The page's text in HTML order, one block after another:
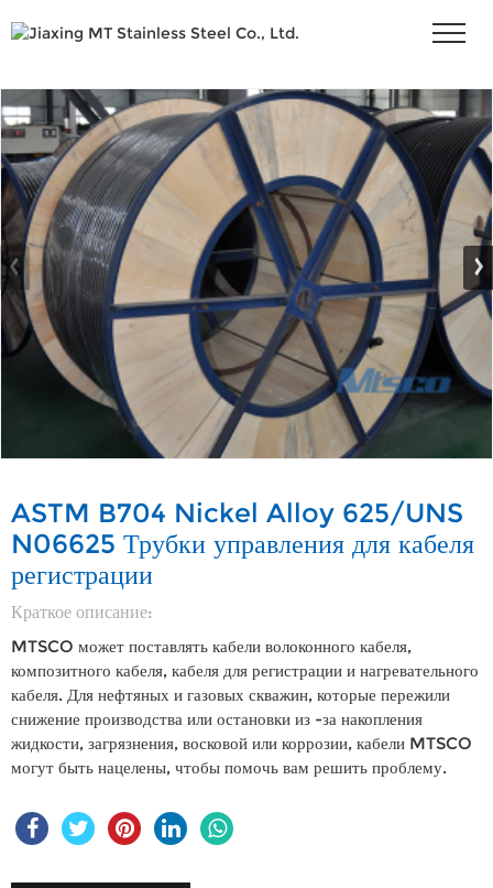
ASTM B704 Nickel Alloy 625/UNS
N06625 Трубки управления для кабеля
регистрации
Краткое описание:
MTSCO может поставлять кабели волоконного кабеля,
композитного кабеля, кабеля для регистрации и нагревательного
кабеля. Для нефтяных и газовых скважин, которые пережили
снижение производства или остановки из -за накопления
жидкости, загрязнения, восковой или коррозии, кабели MTSCO
могут быть нацелены, чтобы помочь вам решить проблему.